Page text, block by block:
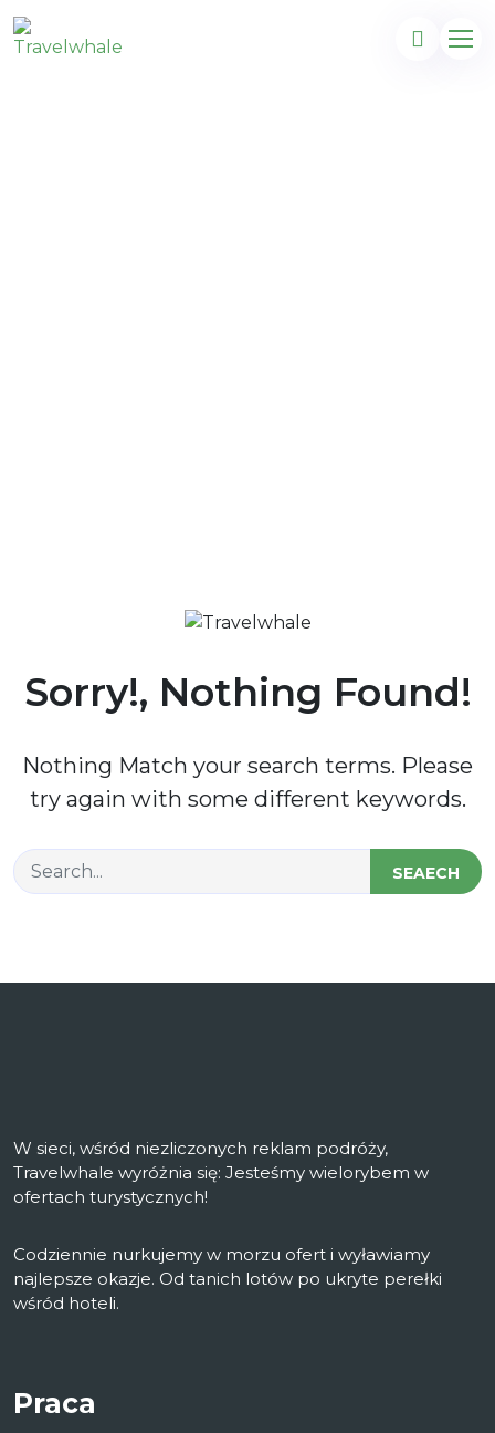
Sorry!, Nothing Found!
Nothing Match your search terms. Please
try again with some different keywords.
SEAECH
W sieci, wśród niezliczonych reklam podróży,
Travelwhale wyróżnia się: Jesteśmy wielorybem w
ofertach turystycznych!
Codziennie nurkujemy w morzu ofert i wyławiamy
najlepsze okazje. Od tanich lotów po ukryte perełki
wśród hoteli.
Praca